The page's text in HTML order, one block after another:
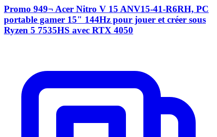
Promo 949¬ Acer Nitro V 15 ANV15-41-R6RH, PC
portable gamer 15" 144Hz pour jouer et créer sous
Ryzen 5 7535HS avec RTX 4050